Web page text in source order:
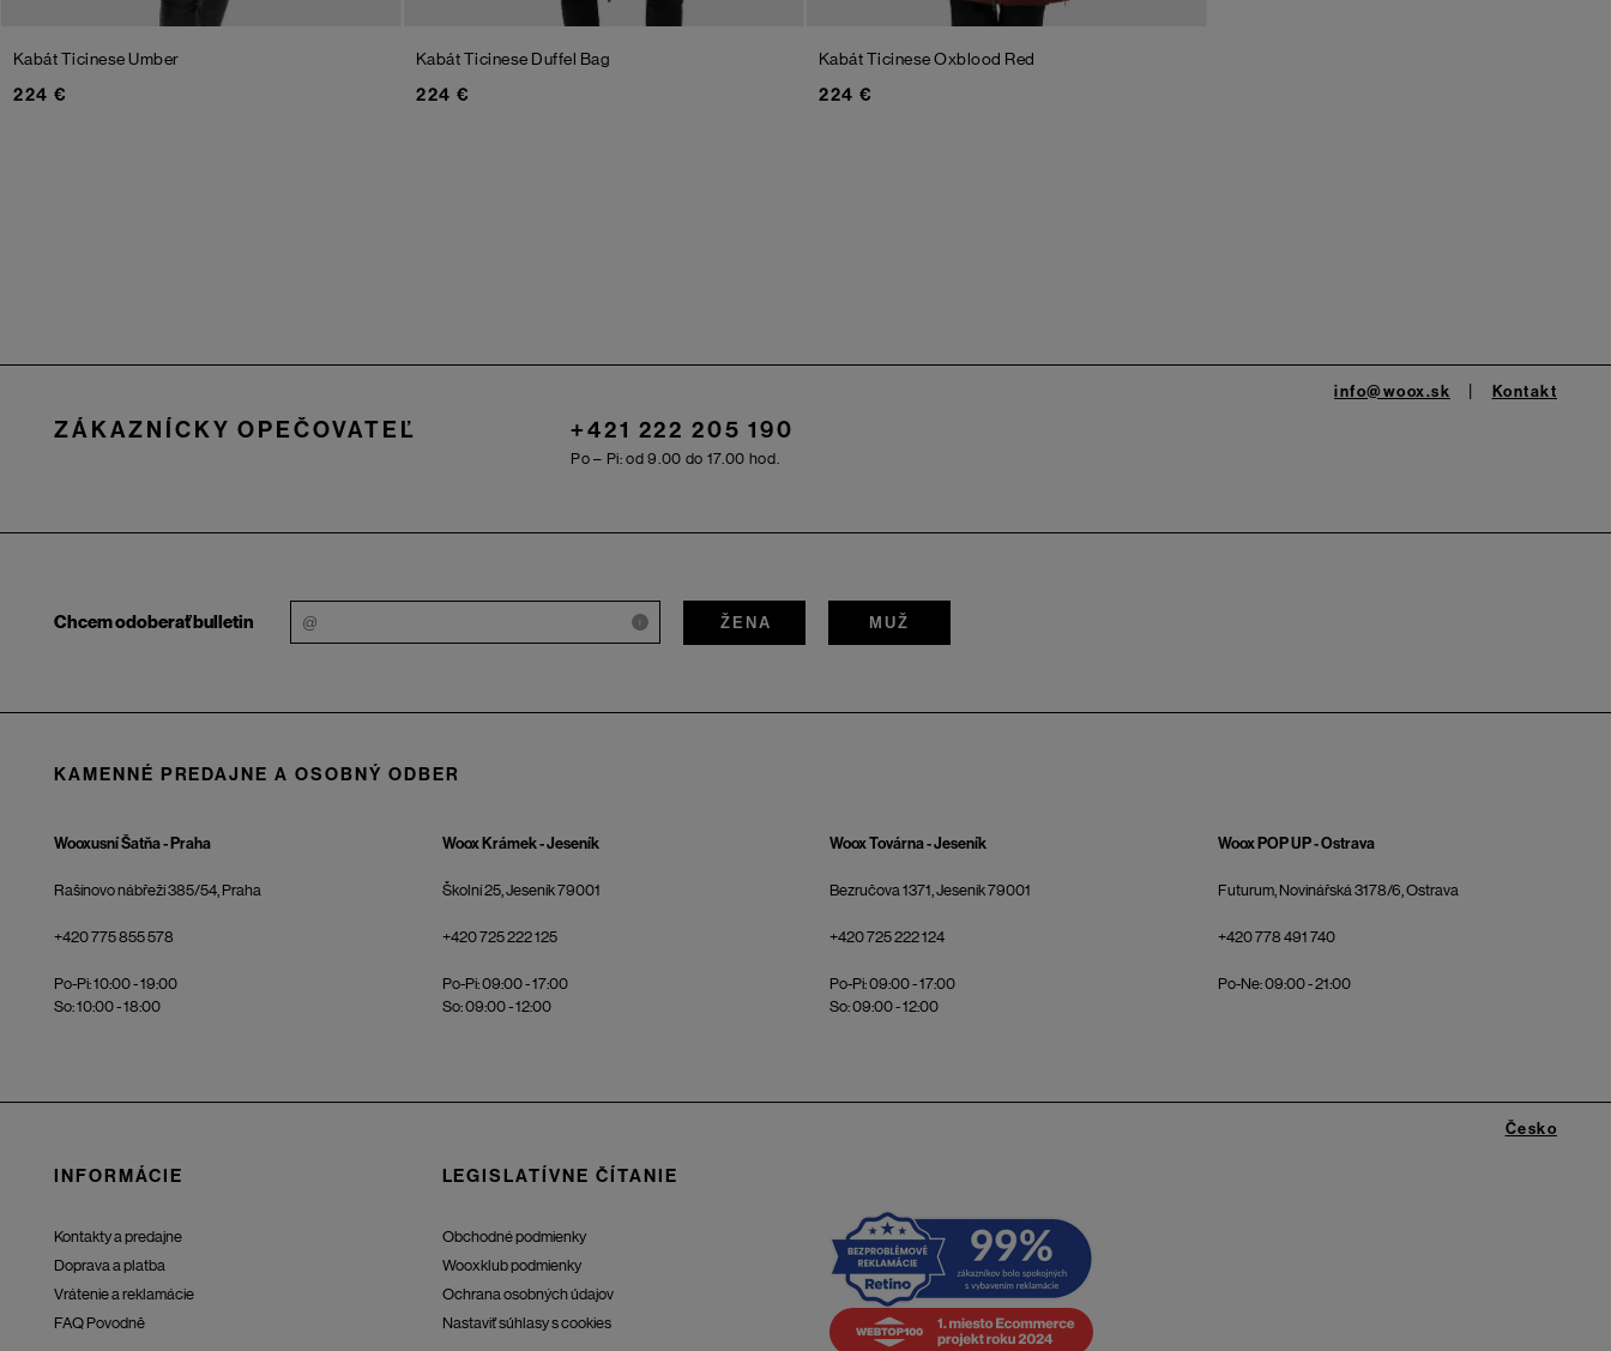
Kabát TicineseUmber
224 €
Kabát Ticinese Duffel Bag
224 €
Kabát TicineseOxblood Red
224 €
ZÁKAZNÍCKY OPEČOVATEĽ +421 222 205 190
Po – Pi: od 9.00 do 17.00 hod.
info@woox.sk Kontakt
Chcem odoberať bulletin i ŽENA MUŽ
KAMENNÉ PREDAJNE A OSOBNÝ ODBER
Wooxusní Šatňa - Praha
Rašínovo nábřeží 385/54, Praha
+420 775 855 578
Po-Pi: 10:00 - 19:00
So: 10:00 - 18:00
Woox Krámek - Jeseník
Školní 25, Jeseník 79001
+420 725 222 125
Po-Pi: 09:00 - 17:00
So: 09:00 - 12:00
Woox Továrna - Jeseník
Bezručova 1371, Jeseník 79001
+420 725 222 124
Po-Pi: 09:00 - 17:00
So: 09:00 - 12:00
Woox POP UP - Ostrava
Futurum, Novinářská 3178/6, Ostrava
+420 778 491 740
Po-Ne: 09:00 - 21:00
INFORMÁCIE
Kontakty a predajne
Doprava a platba
Vrátenie a reklamácie
FAQ Povodně
LEGISLATÍVNE ČÍTANIE
Obchodné podmienky
Wooxklub podmienky
Ochrana osobných údajov
Nastaviť súhlasy s cookies
Česko